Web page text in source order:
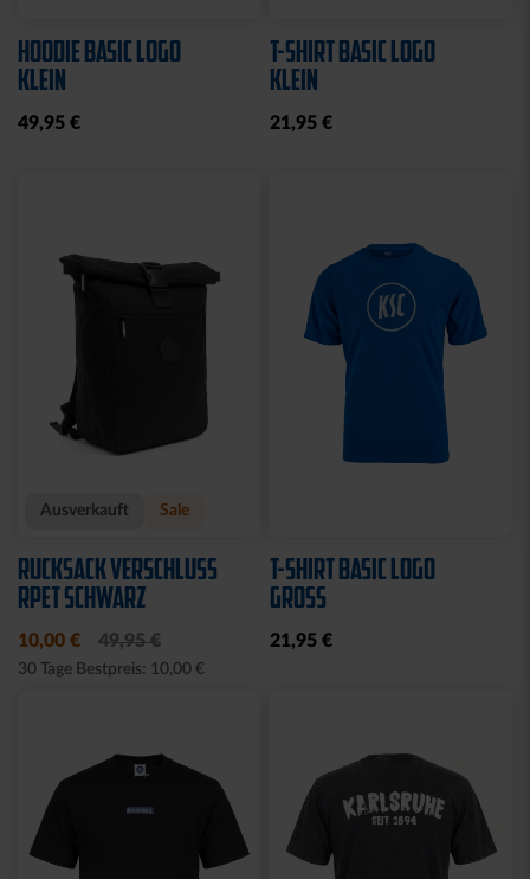
HOODIE BASIC LOGO
KLEIN
49,95 €
T-SHIRT BASIC LOGO
KLEIN
21,95 €
Ausverkauft Sale
RUCKSACK VERSCHLUSS
RPET SCHWARZ
10,00 € 49,95 €
30 Tage Bestpreis: 10,00 €
T-SHIRT BASIC LOGO
GROSS
21,95 €